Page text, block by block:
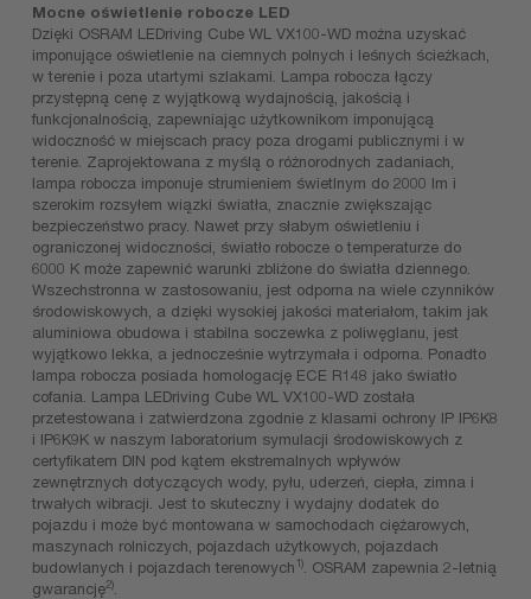
Mocne oświetlenie robocze LED
Dzięki OSRAM LEDriving Cube WL VX100-WD można uzyskać
imponujące oświetlenie na ciemnych polnych i leśnych ścieżkach,
w terenie i poza utartymi szlakami. Lampa robocza łączy
przystępną cenę z wyjątkową wydajnością, jakością i
funkcjonalnością, zapewniając użytkownikom imponującą
widoczność w miejscach pracy poza drogami publicznymi i w
terenie. Zaprojektowana z myślą o różnorodnych zadaniach,
lampa robocza imponuje strumieniem świetlnym do 2000 lm i
szerokim rozsyłem wiązki światła, znacznie zwiększając
bezpieczeństwo pracy. Nawet przy słabym oświetleniu i
ograniczonej widoczności, światło robocze o temperaturze do
6000 K może zapewnić warunki zbliżone do światła dziennego.
Wszechstronna w zastosowaniu, jest odporna na wiele czynników
środowiskowych, a dzięki wysokiej jakości materiałom, takim jak
aluminiowa obudowa i stabilna soczewka z poliwęglanu, jest
wyjątkowo lekka, a jednocześnie wytrzymała i odporna. Ponadto
lampa robocza posiada homologację ECE R148 jako światło
cofania. Lampa LEDriving Cube WL VX100-WD została
przetestowana i zatwierdzona zgodnie z klasami ochrony IP IP6K8
i IP6K9K w naszym laboratorium symulacji środowiskowych z
certyfikatem DIN pod kątem ekstremalnych wpływów
zewnętrznych dotyczących wody, pyłu, uderzeń, ciepła, zimna i
trwałych wibracji. Jest to skuteczny i wydajny dodatek do
pojazdu i może być montowana w samochodach ciężarowych,
maszynach rolniczych, pojazdach użytkowych, pojazdach
budowlanych i pojazdach terenowych1)
. OSRAM zapewnia 2-letnią
gwarancję2)